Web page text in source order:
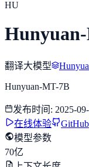
HU
翻译大模型
Hunyuan-MT-7B
发布时间 : 2025-
在线体验
GitHub
模型参数
70亿